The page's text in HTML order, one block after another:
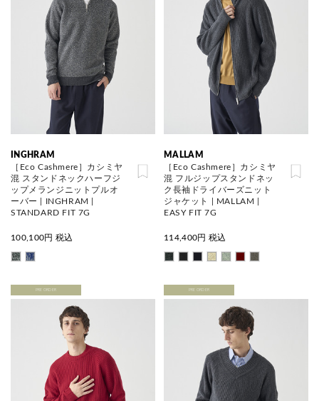
INGHRAM
［Eco Cashmere］カシミヤ
混 スタンドネックハーフジ
ップメランジニットプルオ
ーバー | INGHRAM |
STANDARD FIT 7G
100,100円 税込
MALLAM
［Eco Cashmere］カシミヤ
混 フルジップスタンドネッ
ク長袖ドライバーズニット
ジャケット | MALLAM |
EASY FIT 7G
114,400円 税込
PRE ORDER PRE ORDER